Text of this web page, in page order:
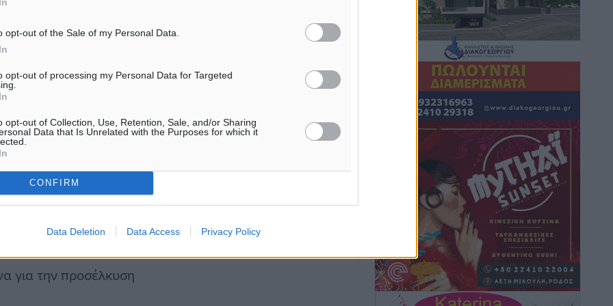
opt-out of the Sale of my Personal Data.
opt-out of processing my Personal Data for Targeted
opt-out of Collection, Use, Retention, Sale, and/or Sharing
Data that Is Unrelated with the Purposes for which it
CONFIRM
Data Deletion Data Access Privacy Policy
ύδρευση, αποχέτευση,
κλιματική αλλαγή
του τομέα
για την προσέλκυση
Ευρωπαϊκό Πρωτάθλημα Στίβου: Πότε
αγωνίζονται η Μαγκούλια, η
Σπανουδάκη και ο Κριτούλης
Αθλητικά• πριν 33 λεπτά
Εθνική Παίδων: Ο Χριστοδούλου και η
καλύτερη φουρνιά των τελευταίων
πριν 35 λεπτά
Διαγόρας: Ανανέωσε ο Μιχάλης
Χατζηγεωργίου
πριν 37 λεπτά
ΔΕΑΣ Δάφνη Ρόδου: Η Ευαγγελία
Τετράδη στο τεχνικό επιτελείο
Αθλητικά• πριν 38 λεπτά